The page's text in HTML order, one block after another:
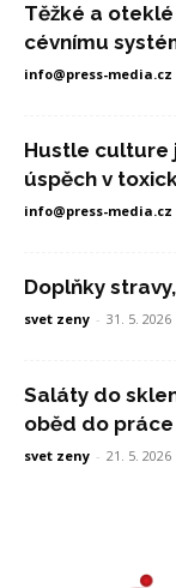
Těžké a
cévnímu
info@press-media.cz
Hustle culture
úspěch v
info@press-media.cz
Doplňky
svet zeny - 31. 5. 2026
Saláty do
oběd do
svet zeny - 21. 5. 2026